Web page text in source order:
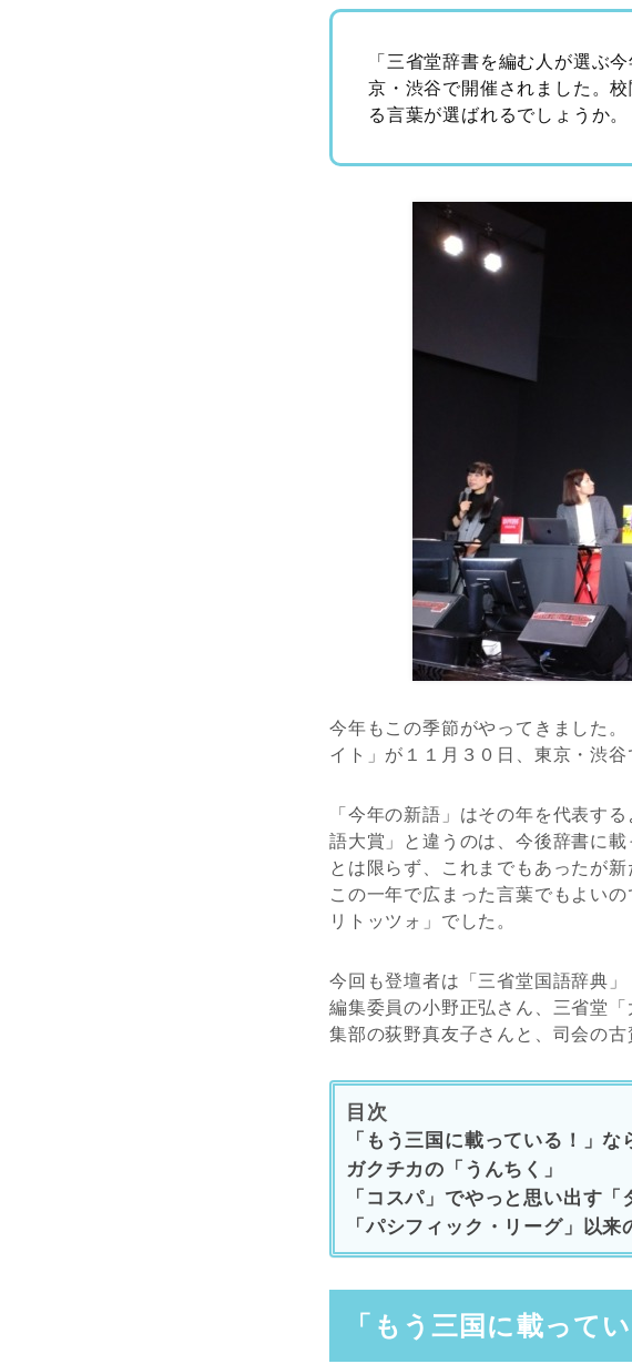
「三省堂辞書を編む人が選ぶ
京・渋谷で開催されました。
る言葉が選ばれるでしょうか。
今年もこの季節がやってきました
イト」が１１月３０日、東京・渋谷
「今年の新語」はその年を代表す
語大賞」と違うのは、今後辞書に
とは限らず、これまでもあったが
この一年で広まった言葉でもよい
リトッツォ」でした。
今回も登壇者は「三省堂国語辞典
編集委員の小野正弘さん、三省堂
集部の荻野真友子さんと、司会の古
目次
「もう三国に載っている！」な
ガクチカの「うんちく」
「コスパ」でやっと思い出す「
「パシフィック・リーグ」以来
「もう三国に載って